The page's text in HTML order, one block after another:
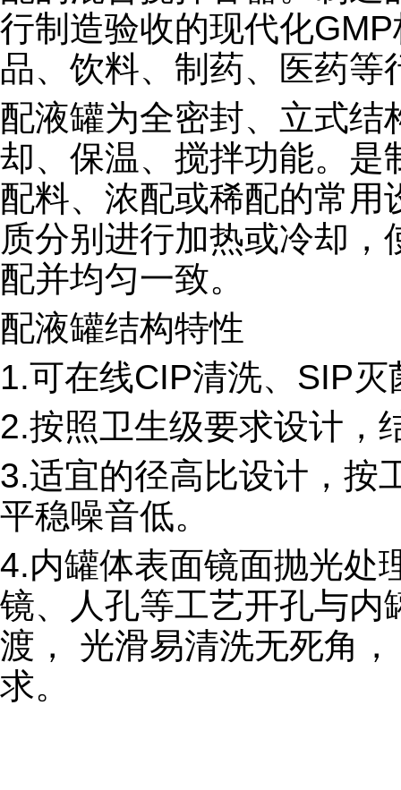
行制造验收的现代化
品、饮料、制药、医药
配液罐为全密封、立式结
却、保温、搅拌功能。是
配料、浓配或稀配的常用
质分别进行加热或冷却
配并均匀一致。
配液罐结构特性
1.可在线CIP清洗、SIP
2.按照卫生级要求设计，
3.适宜的径高比设计，按
平稳噪音低。
4.内罐体表面镜面抛光处
镜、人孔等工艺开孔与内
渡， 光滑易清洗无死角
求。